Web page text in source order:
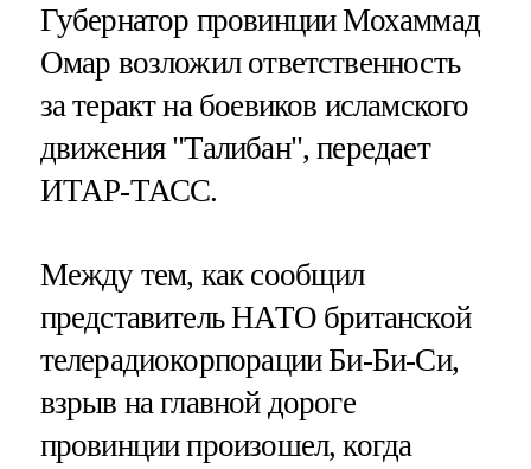
Губернатор провинции Мохаммад
Омар возложил ответственность
за теракт на боевиков исламского
движения "Талибан", передает
ИТАР-ТАСС.
Между тем, как сообщил
представитель НАТО британской
телерадиокорпорации Би-Би-Си,
взрыв на главной дороге
провинции произошел, когда